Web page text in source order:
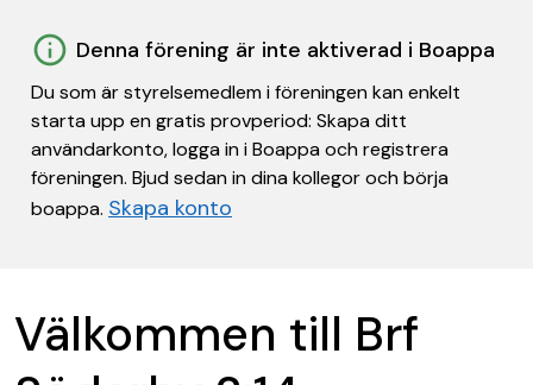
Denna förening är inte aktiverad i Boappa
Du som är styrelsemedlem i föreningen kan enkelt
starta upp en gratis provperiod: Skapa ditt
användarkonto, logga in i Boappa och registrera
föreningen. Bjud sedan in dina kollegor och börja
boappa. Skapa konto
Välkommen till Brf